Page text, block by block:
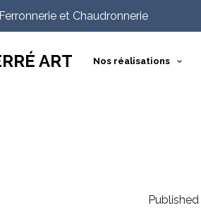
et Chaudronnerie
ART Nos réalisations
Published